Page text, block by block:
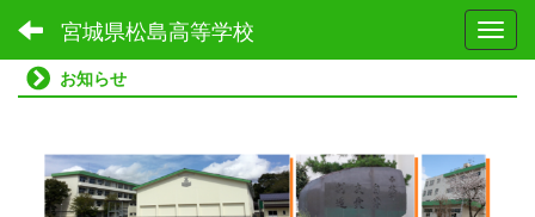
宮城県松島高等学校
お知らせ